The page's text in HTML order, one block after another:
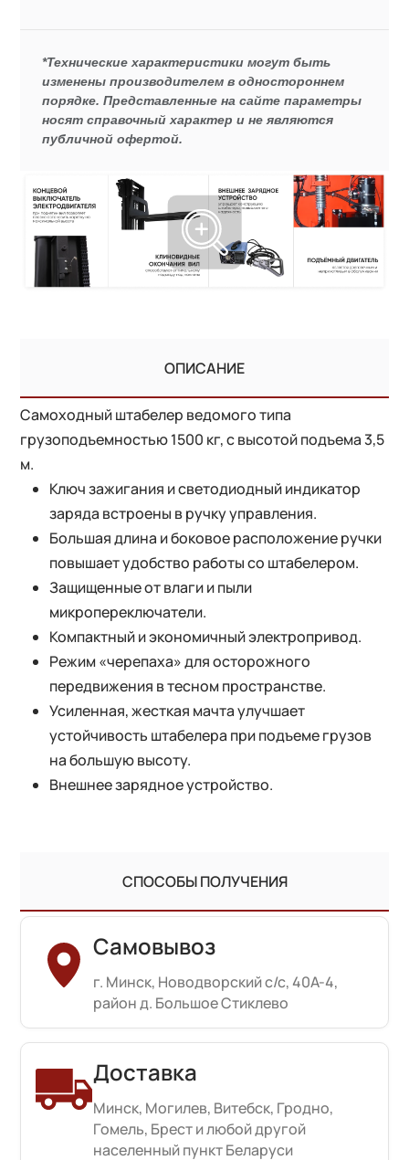
*Технические характеристики могут быть
изменены производителем в одностороннем
порядке. Представленные на сайте параметры
носят справочный характер и не являются
публичной офертой.
ОПИСАНИЕ
Самоходный штабелер ведомого типа
грузоподъемностью 1500 кг, с высотой подъема 3,5
м.
Ключ зажигания и светодиодный индикатор
заряда встроены в ручку управления.
Большая длина и боковое расположение ручки
повышает удобство работы со штабелером.
Защищенные от влаги и пыли
микропереключатели.
Компактный и экономичный электропривод.
Режим «черепаха» для осторожного
передвижения в тесном пространстве.
Усиленная, жесткая мачта улучшает
устойчивость штабелера при подъеме грузов
на большую высоту.
Внешнее зарядное устройство.
СПОСОБЫ ПОЛУЧЕНИЯ
Самовывоз
г. Минск, Новодворский с/с, 40А-4,
район д. Большое Стиклево
Доставка
Минск, Могилев, Витебск, Гродно,
Гомель, Брест и любой другой
населенный пункт Беларуси